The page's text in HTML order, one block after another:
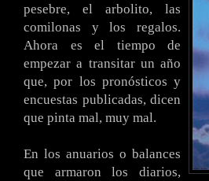
pesebre, el arbolito, las
comilonas y los regalos.
Ahora es el tiempo de
empezar a transitar un año
que, por los pronósticos y
encuestas publicadas, dicen
que pinta mal, muy mal.
En los anuarios o balances
que armaron los diarios,